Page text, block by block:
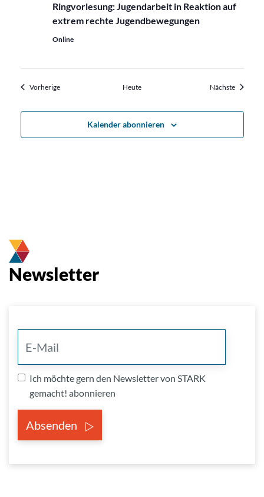
Ringvorlesung: Jugendarbeit in Reaktion auf
extrem rechte Jugendbewegungen
Online
VorherigeVeranstaltungen Heute Nächste
Kalender abonnieren
Newsletter
Ich möchte gern den Newsletter von STARK
gemacht! abonnieren
Absenden